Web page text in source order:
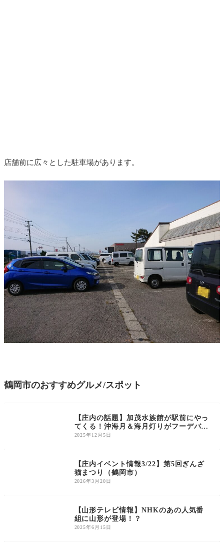
店舗前に広々とした駐車場があります。
鶴岡市のおすすめグルメ/スポット
【庄内の話題】加茂水族館が駅前にやっ
てくる！沖海月＆海月灯りがフーデバー
で営業
2025年12月5日
【庄内イベント情報3/22】第5回ぎんざ
猫まつり（鶴岡市）
2026年3月20日
【山形テレビ情報】NHKのあの人気番
組に山形が登場！？
2025年6月15日